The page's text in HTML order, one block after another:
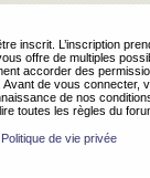
inscrit. L’inscription
offre de multiples
accorder des
de vous connecter,
de nos
toutes les règles du
Politique de vie privée